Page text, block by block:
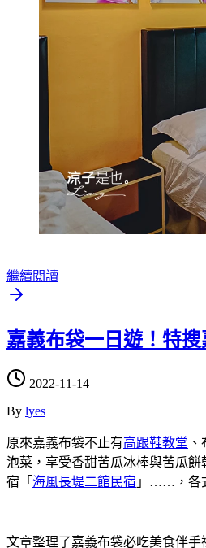
繼續閱讀
嘉義布袋一日遊！特
2022-11-14
By lyes
原來嘉義布袋不止有高跟鞋教堂
泡菜，享受香甜苦瓜冰棒與苦瓜
宿「 海風長堤二館民宿 」……，各
文章整理了嘉義布袋必吃美食伴